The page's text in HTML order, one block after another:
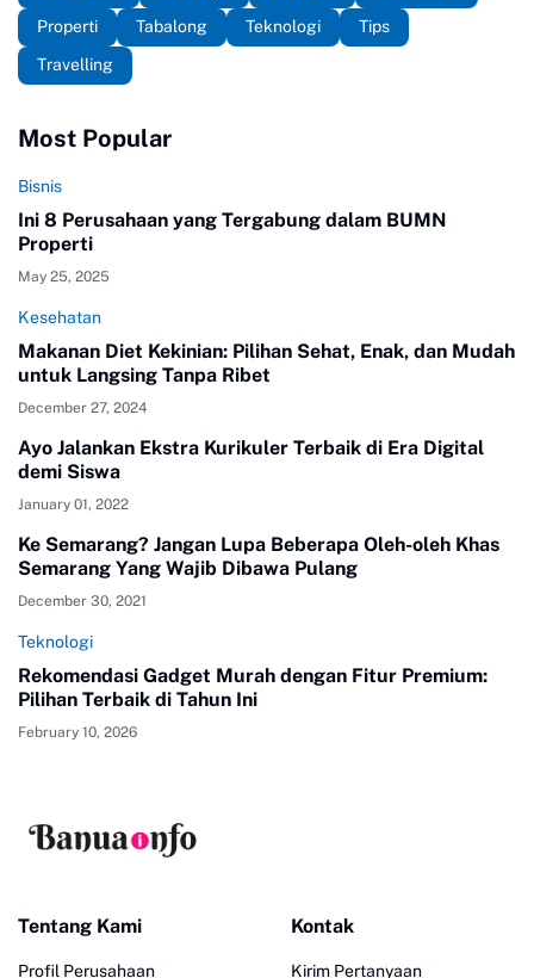
Properti
Tabalong Teknologi
Tips
Travelling
Most Popular
Bisnis
Ini 8 Perusahaan yang Tergabung dalam BUMN
Properti
May 25, 2025
Kesehatan
Makanan Diet Kekinian: Pilihan Sehat, Enak, dan Mudah
untuk Langsing Tanpa Ribet
December 27, 2024
Ayo Jalankan Ekstra Kurikuler Terbaik di Era Digital
demi Siswa
January 01, 2022
Ke Semarang? Jangan Lupa Beberapa Oleh-oleh Khas
Semarang Yang Wajib Dibawa Pulang
December 30, 2021
Teknologi
Rekomendasi Gadget Murah dengan Fitur Premium:
Pilihan Terbaik di Tahun Ini
February 10, 2026
Tentang Kami
Profil Perusahaan
Kontak
Kirim Pertanyaan